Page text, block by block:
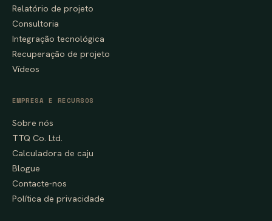
Relatório de projeto
Consultoria
Integração tecnológica
Recuperação de projeto
Vídeos
EMPRESA E RECURSOS
Sobre nós
TTQ Co. Ltd.
Calculadora de caju
Blogue
Contacte-nos
Política de privacidade